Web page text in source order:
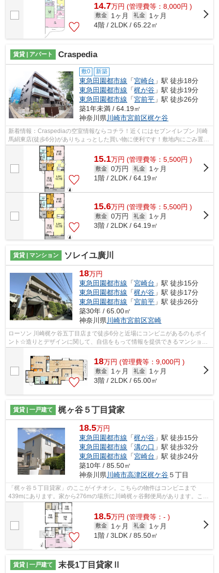
14.7万円 (管理費等：8,000円 )
敷金 1ヶ月 礼金
1ヶ月
4階 / 2LDK / 65.22㎡
賃貸 | アパート Craspedia
敷0 新築
東急田園都市線 「宮崎台 」駅 徒歩18分
東急田園都市線 「梶が谷 」駅 徒歩19分
東急田園都市線 「宮前平 」駅 徒歩26分
築1年未満 / 64.19㎡
神奈川県 川崎市宮前区梶ケ谷
新着情報：Craspediaの空室情報ならコチラ！近くにはセブンイレブン 川崎
馬絹東店(徒歩6分)がありちょっとした買い物に便利です！敷地内にごみ置き
場がある物件です！外観タイル張りの...
15.1万円 (管理費等：5,500円 )
敷金 0万円 礼金
1ヶ月
1階 / 2LDK / 64.19㎡
15.6万円 (管理費等：5,500円 )
敷金 0万円 礼金
1ヶ月
3階 / 2LDK / 64.19㎡
賃貸 | マンション ソレイユ廣川
18万円
東急田園都市線 「宮崎台 」駅 徒歩15分
東急田園都市線 「梶が谷 」駅 徒歩17分
東急田園都市線 「宮前平 」駅 徒歩26分
築30年 / 65.00㎡
神奈川県 川崎市宮前区宮崎
ローソン 川崎梶ケ谷五丁目店まで徒歩6分と近場にコンビニがあるのもポイ
ント☆造りとデザインに関して、自信をもって情報を提供できるマンション
です☆こちらの物件は駅まで徒歩で15分...
18万円 (管理費等：9,000円 )
敷金 1ヶ月 礼金
1ヶ月
3階 / 2LDK / 65.00㎡
賃貸 | 一戸建て 梶ヶ谷５丁目貸家
18.5万円
東急田園都市線 「梶が谷 」駅 徒歩15分
東急田園都市線 「溝の口 」駅 徒歩32分
東急田園都市線 「宮崎台 」駅 徒歩24分
築10年 / 85.50㎡
神奈川県川崎市高津区梶ケ谷５丁目
「梶ヶ谷５丁目貸家」のここがイチオシ。こちらの物件はコンビニまで
439mにあります。家から276mの場所に川崎梶ヶ谷郵便局があります。こち
らの物件では初期費用をカードでお支払いい...
18.5万円 (管理費等：- )
敷金 1ヶ月 礼金
1ヶ月
1階 / 3LDK / 85.50㎡
賃貸 | 一戸建て 末長1丁目貸家Ⅱ